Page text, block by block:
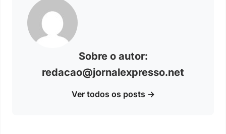
Sobre o autor:
redacao@jornalexpresso.net
Ver todos os posts →